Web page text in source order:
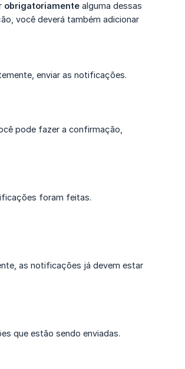
obrigatoriamente alguma dessas
você deverá também adicionar
enviar as notificações.
pode fazer a confirmação,
foram feitas.
as notificações já devem estar
que estão sendo enviadas.